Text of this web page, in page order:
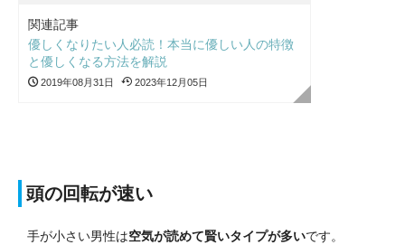
関連記事
優しくなりたい人必読！本当に優しい人の特徴
と優しくなる方法を解説
2019年08月31日 2023年12月05日
頭の回転が速い
手が小さい男性は空気が読めて賢いタイプが多いです。